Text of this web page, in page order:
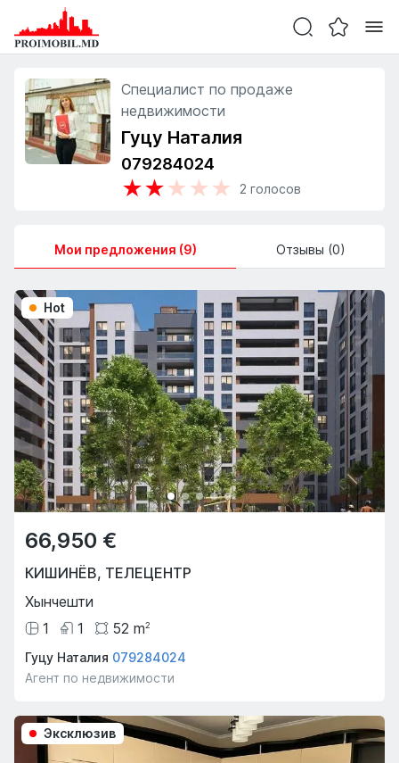
Специалист по продаже
недвижимости
Гуцу Наталия
079284024
★
★
★
★
★ 2 голосов
Мои предложения (9) Отзывы (0)
Hot
66,950 €
КИШИНЁВ, ТЕЛЕЦЕНТР
Хынчешти
1
1 52 m2
Гуцу Наталия 079284024
Агент по недвижимости
Эксклюзив